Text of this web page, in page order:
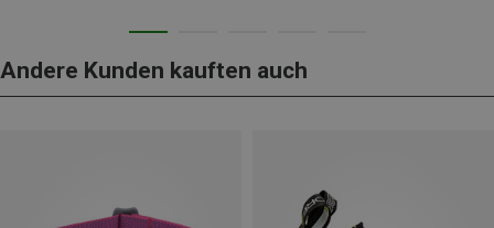
Andere Kunden kauften auch